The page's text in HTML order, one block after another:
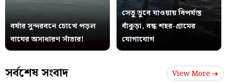
বর্ষার সুন্দরবনে চোখে পড়ল
বাঘের অসাধারণ সাঁতার!
সেতু ডুবে যাওয়ায় বিপর্যস্ত
বাঁকুড়া, বন্ধ শহর-গ্রামের
যোগাযোগ
সর্বশেষ সংবাদ View More